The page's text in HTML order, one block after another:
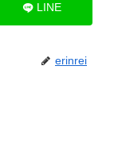
LINE
erinrei